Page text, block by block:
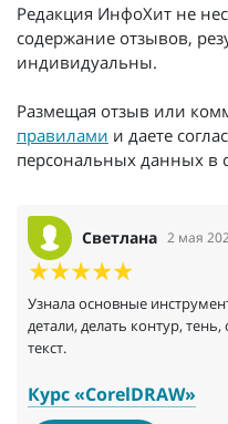
Редакция ИнфоХит не
содержание отзывов,
индивидуальны.
Размещая отзыв или
правилами и даете
персональных данных в
Светлана 2 мая
Узнала основные
детали, делать контур,
текст.
Курс «CorelDRAW»